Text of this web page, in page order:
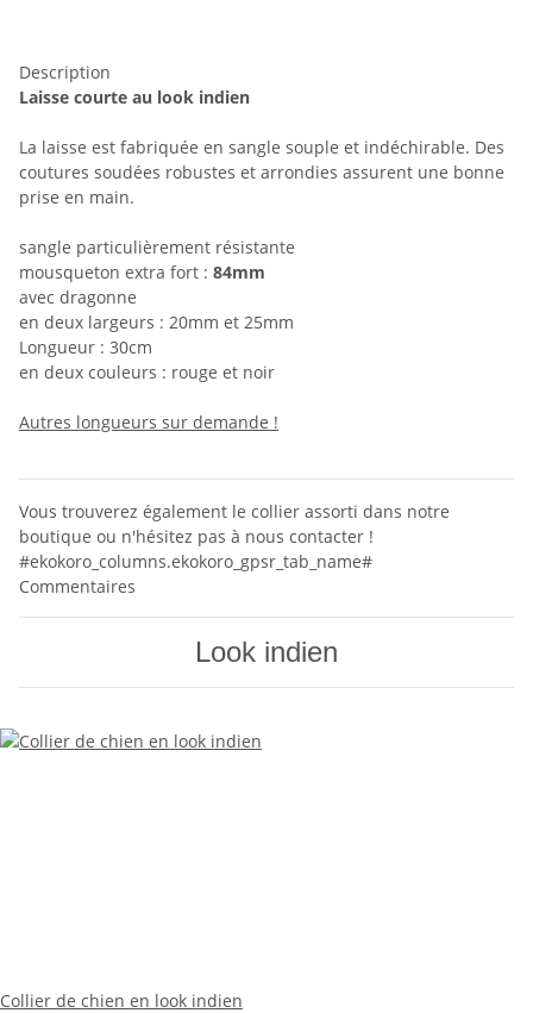
Description
Laisse courte au look indien
La laisse est fabriquée en sangle souple et indéchirable. Des
coutures soudées robustes et arrondies assurent une bonne
prise en main.
sangle particulièrement résistante
mousqueton extra fort : 84mm
avec dragonne
en deux largeurs : 20mm et 25mm
Longueur : 30cm
en deux couleurs : rouge et noir
Autres longueurs sur demande !
Vous trouverez également le collier assorti dans notre
boutique ou n'hésitez pas à nous contacter !
#ekokoro_columns.ekokoro_gpsr_tab_name#
Commentaires
Look indien
Collier de chien en look indien